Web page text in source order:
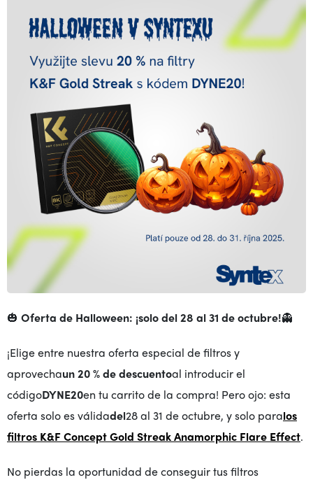
🎃 Oferta de Halloween: ¡solo del 28 al 31 de octubre!👻
¡Elige entre nuestra oferta especial de filtros y
aprovechaun 20 % de descuentoal introducir el
códigoDYNE20en tu carrito de la compra! Pero ojo: esta
oferta solo es válidadel28 al 31 de octubre, y solo paralos
filtros K&F Concept Gold Streak Anamorphic Flare Effect.
No pierdas la oportunidad de conseguir tus filtros